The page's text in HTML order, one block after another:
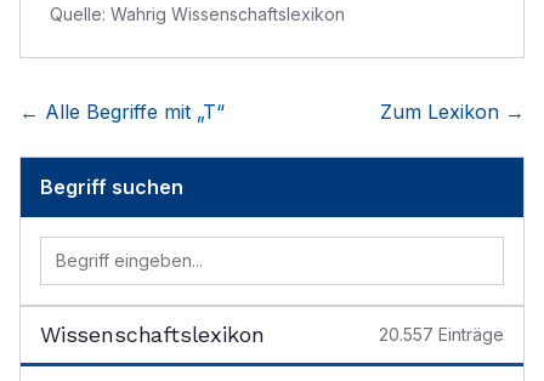
Quelle: Wahrig Wissenschaftslexikon
← Alle Begriffe mit „T“ Zum Lexikon →
Begriff suchen
Wissenschaftslexikon 20.557 Einträge